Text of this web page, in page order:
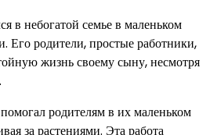
в небогатой семье в маленьком
Его родители, простые работники,
жизнь своему сыну, несмотря
родителям в их маленьком
за растениями. Эта работа